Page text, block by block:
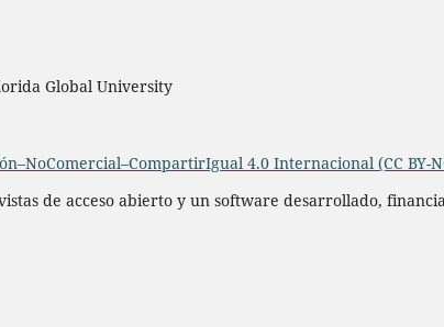
Global University
4.0 Internacional (CC BY-
de acceso abierto y un software desarrollado,